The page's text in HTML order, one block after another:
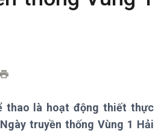
Thời sự
Thời sự 6h
thao là hoạt động thiết thực
truyền thống Vùng 1 Hải